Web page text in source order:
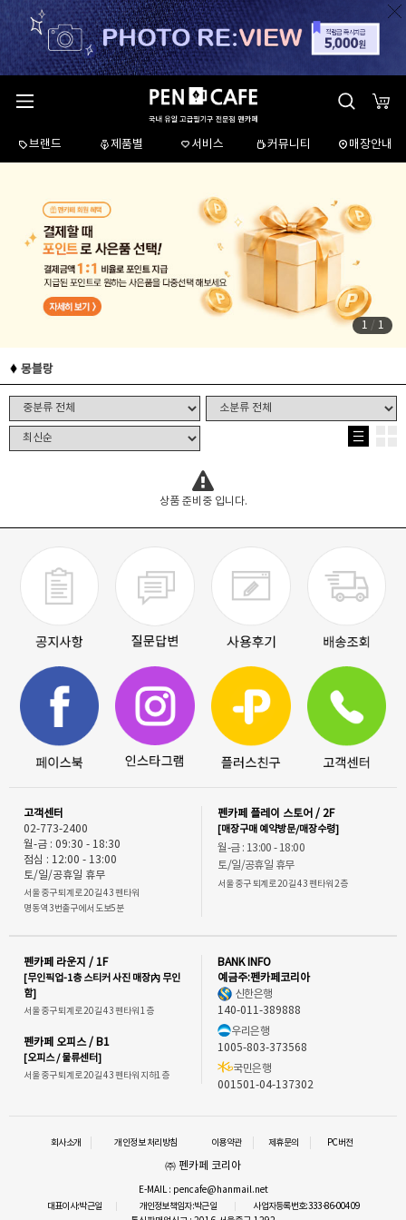
브랜드 제품별 서비스 커뮤니티 매장안내
1 / 1
몽블랑
상품 준비중 입니다.
고객센터
02-773-2400
월-금 : 09:30 - 18:30
점심 : 12:00 - 13:00
토/일/공휴일 휴무
서울 중구 퇴계로 20길 43 펜타워
명동역 3번출구에서 도보5분
펜카페 플레이 스토어 / 2F
[매장구매 예약방문/매장수령]
월-금 : 13:00 - 18:00
토/일/공휴일 휴무
서울 중구 퇴계로 20길 43 펜타워 2층
펜카페 라운지 / 1F
[무인픽업-1층 스티커 사진 매장內 무인
함]
서울 중구 퇴계로 20길 43 펜타워 1층
펜카페 오피스 / B1
[오피스 / 물류센터]
서울 중구 퇴계로 20길 43 펜타워 지하1층
BANK INFO
예금주:펜카페코리아
신한은행
140-011-389888
우리은행
1005-803-373568
국민은행
001501-04-137302
회사소개 개인정보 처리방침 이용약관 제휴문의 PC버전
㈜ 펜카페 코리아
E-MAIL : pencafe@hanmail.net
대표이사:박근일
개인정보책임자:박근일
사업자등록번호:333-86-00409